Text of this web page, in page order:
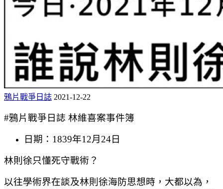
鴉片戰爭日誌 2021-12-22
#鴉片戰爭日誌 林維喜案事件簿
日期：1839年12月24日
林則徐只懂死守戰術？
以往學術界在談及林則徐海防思想時，大都以為，